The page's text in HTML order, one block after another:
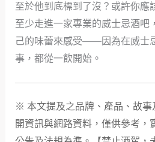
至於他到底標到了沒？或許你應
至少走進一家專業的威士忌酒吧
己的味蕾來感受——因為在威士
事，都從一飲開始。
※ 本文提及之品牌、產品、故事
開資訊與網路資料，僅供參考，